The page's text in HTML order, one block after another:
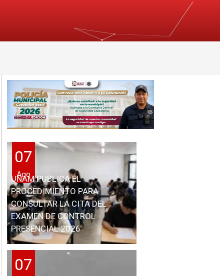
07
Ago
UNAM PUBLICA EL
PROCEDIMIENTO PARA
CONSULTAR LA CITA DEL
EXAMEN DE CONTROL
PRESENCIAL 2026
07